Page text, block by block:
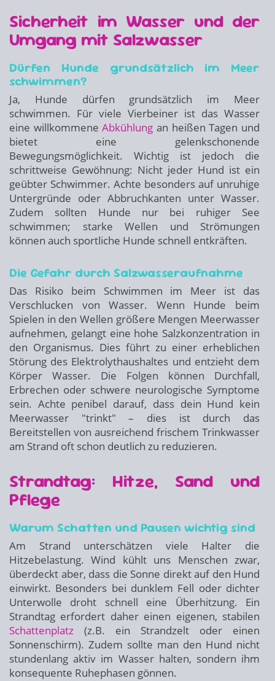
Sicherheit im Wasser und der
Umgang mit Salzwasser
Dürfen Hunde grundsätzlich im Meer
schwimmen?
Ja, Hunde dürfen grundsätzlich im Meer
schwimmen. Für viele Vierbeiner ist das Wasser
eine willkommeneAbkühlung an heißen Tagen und
bietet eine gelenkschonende
Bewegungsmöglichkeit. Wichtig ist jedoch die
schrittweise Gewöhnung: Nicht jeder Hund ist ein
geübter Schwimmer. Achte besonders auf unruhige
Untergründe oder Abbruchkanten unter Wasser.
Zudem sollten Hunde nur bei ruhiger See
schwimmen; starke Wellen und Strömungen
können auch sportliche Hunde schnell entkräften.
Die Gefahr durch Salzwasseraufnahme
Das Risiko beim Schwimmen im Meer ist das
Verschlucken von Wasser. Wenn Hunde beim
Spielen in den Wellen größere Mengen Meerwasser
aufnehmen, gelangt eine hohe Salzkonzentration in
den Organismus. Dies führt zu einer erheblichen
Störung des Elektrolythaushaltes und entzieht dem
Körper Wasser. Die Folgen können Durchfall,
Erbrechen oder schwere neurologische Symptome
sein. Achte penibel darauf, dass dein Hund kein
Meerwasser "trinkt" – dies ist durch das
Bereitstellen von ausreichend frischem Trinkwasser
am Strand oft schon deutlich zu reduzieren.
Strandtag: Hitze, Sand und
Pflege
Warum Schatten und Pausen wichtig sind
Am Strand unterschätzen viele Halter die
Hitzebelastung. Wind kühlt uns Menschen zwar,
überdeckt aber, dass die Sonne direkt auf den Hund
einwirkt. Besonders bei dunklem Fell oder dichter
Unterwolle droht schnell eine Überhitzung. Ein
Strandtag erfordert daher einen eigenen, stabilen
Schattenplatz (z.B. ein Strandzelt oder einen
Sonnenschirm). Zudem sollte man den Hund nicht
stundenlang aktiv im Wasser halten, sondern ihm
konsequente Ruhephasen gönnen.